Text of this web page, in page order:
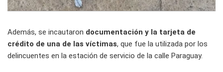
Además, se incautaron documentación y la tarjeta de
crédito de una de las víctimas, que fue la utilizada por los
delincuentes en la estación de servicio de la calle Paraguay.